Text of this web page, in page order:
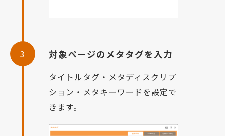
3 対象ページのメタタグを入力
タイトルタグ・メタディスクリプ
ション・メタキーワードを設定で
きます。